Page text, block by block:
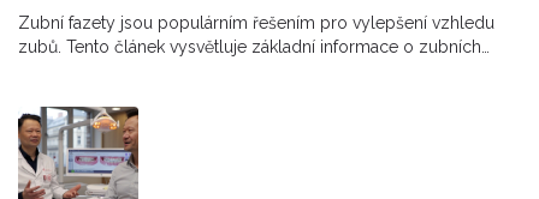
Zubní fazety jsou populárním řešením pro vylepšení vzhledu
zubů. Tento článek vysvětluje základní informace o zubních